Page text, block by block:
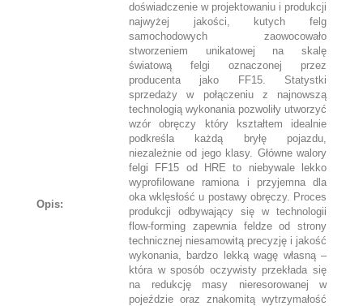
Opis:
doświadczenie w projektowaniu i produkcji
najwyżej jakości, kutych felg
samochodowych zaowocowało
stworzeniem unikatowej na skalę
światową felgi oznaczonej przez
producenta jako FF15. Statystki
sprzedaży w połączeniu z najnowszą
technologią wykonania pozwoliły utworzyć
wzór obręczy który kształtem idealnie
podkreśla każdą bryłę pojazdu,
niezależnie od jego klasy. Główne walory
felgi FF15 od HRE to niebywale lekko
wyprofilowane ramiona i przyjemna dla
oka wklęsłość u postawy obręczy. Proces
produkcji odbywający się w technologii
flow-forming zapewnia feldze od strony
technicznej niesamowitą precyzję i jakość
wykonania, bardzo lekką wagę własną –
która w sposób oczywisty przekłada się
na redukcję masy nieresorowanej w
pojeździe oraz znakomitą wytrzymałość